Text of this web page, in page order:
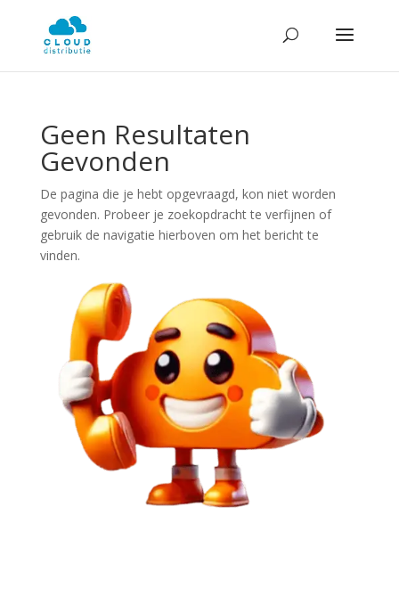
Geen Resultaten
Gevonden
De pagina die je hebt opgevraagd, kon niet worden
gevonden. Probeer je zoekopdracht te verfijnen of
gebruik de navigatie hierboven om het bericht te
vinden.